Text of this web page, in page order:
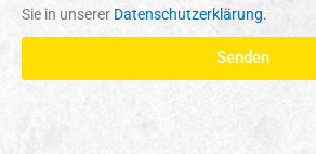
Sie in unserer Datenschutzerklärung.
Senden